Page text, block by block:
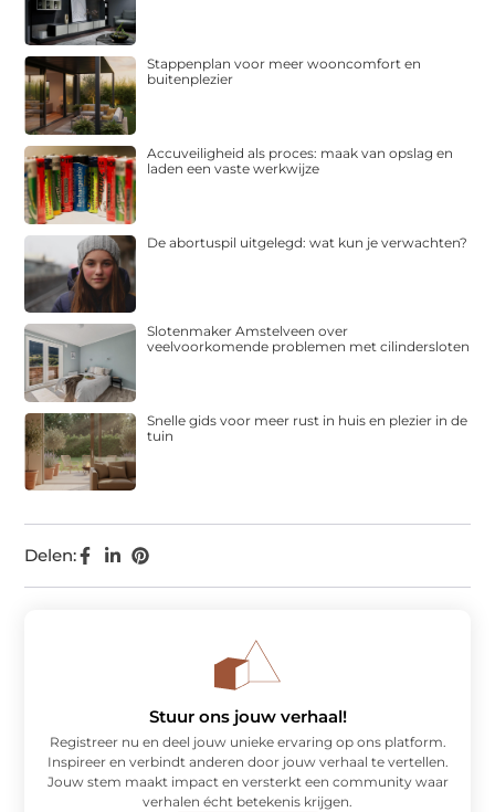
Delen:
Stappenplan voor meer wooncomfort en
buitenplezier
Accuveiligheid als proces: maak van opslag en
laden een vaste werkwijze
De abortuspil uitgelegd: wat kun je verwachten?
Slotenmaker Amstelveen over
veelvoorkomende problemen met cilindersloten
Snelle gids voor meer rust in huis en plezier in de
tuin
Stuur ons jouw verhaal!
Registreer nu en deel jouw unieke ervaring op ons platform.
Inspireer en verbindt anderen door jouw verhaal te vertellen.
Jouw stem maakt impact en versterkt een community waar
verhalen écht betekenis krijgen.